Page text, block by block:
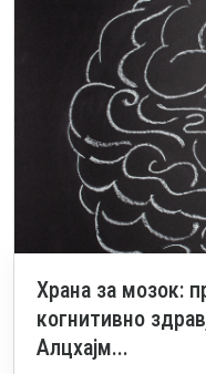
Храна за мозок:
когнитивно
Алцхајм...